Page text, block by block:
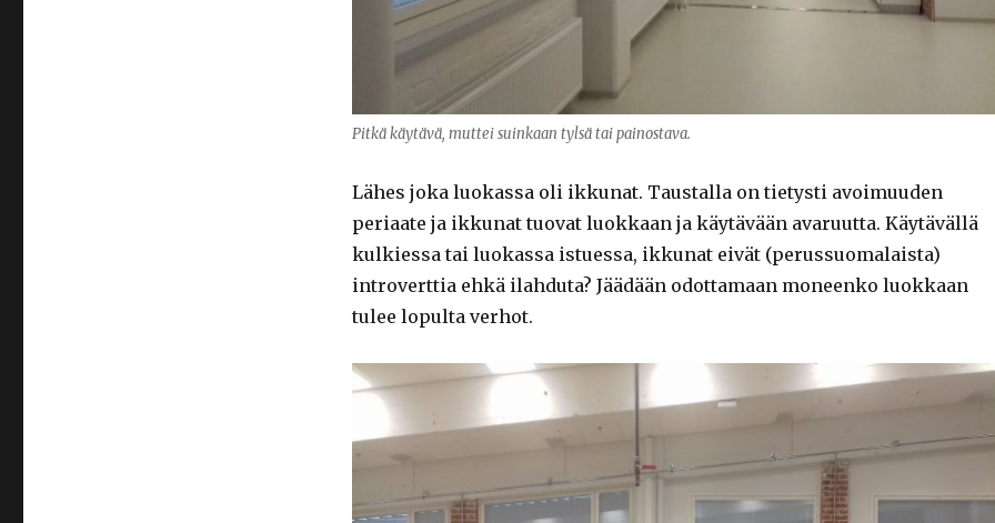
Pitkä käytävä, muttei suinkaan tylsä tai painostava.
Lähes joka luokassa oli ikkunat. Taustalla on tietysti avoimuuden
periaate ja ikkunat tuovat luokkaan ja käytävään avaruutta. Käytävällä
kulkiessa tai luokassa istuessa, ikkunat eivät (perussuomalaista)
introverttia ehkä ilahduta? Jäädään odottamaan moneenko luokkaan
tulee lopulta verhot.